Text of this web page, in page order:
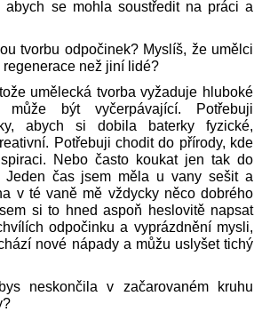
abych se mohla soustředit na práci a
tvorbu odpočinek? Myslíš, že umělci
než jiní lidé?
umělecká tvorba vyžaduje hluboké
být vyčerpávající. Potřebuji
abych si dobila baterky fyzické,
Potřebuji chodit do přírody, kde
Nebo často koukat jen tak do
Jeden čas jsem měla u vany sešit a
v té vaně mě vždycky něco dobrého
si to hned aspoň heslovitě napsat
odpočinku a vyprázdnění mysli,
nové nápady a můžu uslyšet tichý
neskončila v začarovaném kruhu